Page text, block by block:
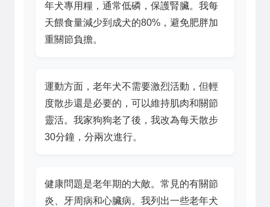
年犬專用糧，通常低磷，保護腎臟。我每
天餵食量減少到成犬的80%，避免肥胖加
重關節負擔。
運動方面，老年犬不需要激烈活動，但輕
度散步還是必要的，可以維持肌肉和關節
靈活。我家狗狗老了後，我改為每天散步
30分鐘，分兩次進行。
健康問題是老年期的大敵。常見的有關節
炎、牙周病和心臟病。我列出一些老年犬